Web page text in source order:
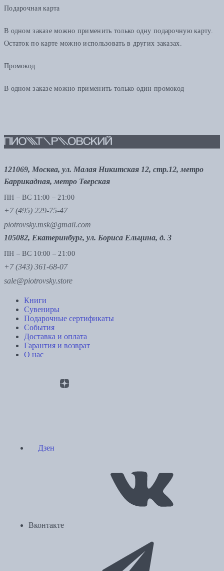
Подарочная карта
В одном заказе можно применить только одну подарочную карту.
Остаток по карте можно использовать в других заказах.
Промокод
В одном заказе можно применить только один промокод
121069, Москва, ул. Малая Никитская 12, стр.12, метро
Баррикадная, метро Тверская
ПН – ВС 11:00 – 21:00
+7 (495) 229-75-47
piotrovsky.msk@gmail.com
105082, Екатеринбург, ул. Бориса Ельцина, д. 3
ПН – ВС 10:00 – 21:00
+7 (343) 361-68-07
sale@piotrovsky.store
Книги
Сувениры
Подарочные сертификаты
События
Доставка и оплата
Гарантия и возврат
О нас
Дзен
Вконтакте